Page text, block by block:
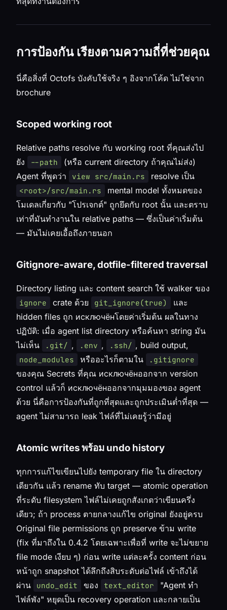
การป้องกัน เรียงตามความถี่ที่ช่วยคุณ
นี่คือสิ่งที่ Octofs บังคับใช้จริง ๆ อิงจากโค้ด ไม่ใช่จาก
brochure
Scoped working root
Relative paths resolve กับ working root ที่คุณส่งไป
ยัง
--path
(หรือ current directory ถ้าคุณไม่ส่ง)
Agent ที่พูดว่า
view src/main.rs resolve เป็น
<root>/src/main.rs
mental model ทั้งหมดของ
โมเดลเกี่ยวกับ "โปรเจกต์" ถูกยึดกับ root นั้น และตราบ
เท่าที่มันทำงานใน relative paths — ซึ่งเป็นค่าเริ่มต้น
— มันไม่เคยเอื้อถึงภายนอก
Gitignore-aware, dotfile-filtered traversal
Directory listing และ content search ใช้ walker ของ
ignore crate ด้วย git_ignore(true)
และ
hidden files ถูก исключёнโดยค่าเริ่มต้น ผลในทาง
ปฏิบัติ: เมื่อ agent list directory หรือค้นหา string มัน
ไม่เห็น
.git/ , .env , .ssh/ , build output,
node_modules หรืออะไรก็ตามใน .gitignore
ของคุณ Secrets ที่คุณ исключёнออกจาก version
control แล้วก็ исключёнออกจากมุมมองของ agent
ด้วย นี่คือการป้องกันที่ถูกที่สุดและถูกประเมินต่ำที่สุด —
agent ไม่สามารถ leak ไฟล์ที่ไม่เคยรู้ว่ามีอยู่
Atomic writes พร้อม undo history
ทุกการแก้ไขเขียนไปยัง temporary file ใน directory
เดียวกัน แล้ว rename ทับ target — atomic operation
ที่ระดับ filesystem ไฟล์ไม่เคยถูกสังเกตว่าเขียนครึ่ง
เดียว; ถ้า process ตายกลางแก้ไข original ยังอยู่ครบ
Original file permissions ถูก preserve ข้าม write
(fix ที่มาถึงใน 0.4.2 โดยเฉพาะเพื่อที่ write จะไม่ขยาย
file mode เงียบ ๆ) ก่อน write แต่ละครั้ง content ก่อน
หน้าถูก snapshot ได้ลึกถึงสิบระดับต่อไฟล์ เข้าถึงได้
ผ่าน
undo_edit ของ text_editor
"Agent ทำ
ไฟล์พัง" หยุดเป็น recovery operation และกลายเป็น